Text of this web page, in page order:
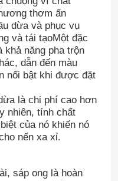
thơm ấn
dừa và phục vụ
và tái tạoMột đặc
khả năng pha trộn
dẫn đến màu
nổi bật khi được đặt
là chi phí cao hơn
nhiên, tính chất
của nó khiến nó
nến xa xỉ.
sáp ong là hoàn